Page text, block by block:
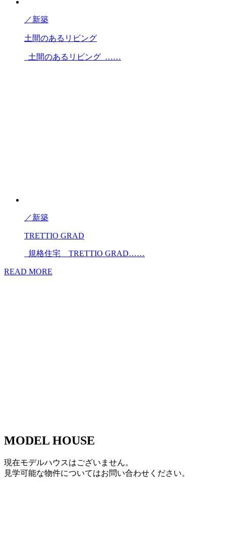
／新築
土間のあるリビング
土間のあるリビング ……
／新築
TRETTIO GRAD
規格住宅 TRETTIO GRAD……
READ MORE
MODEL HOUSE
現在モデルハウスはございません。
見学可能な物件についてはお問い合わせください。